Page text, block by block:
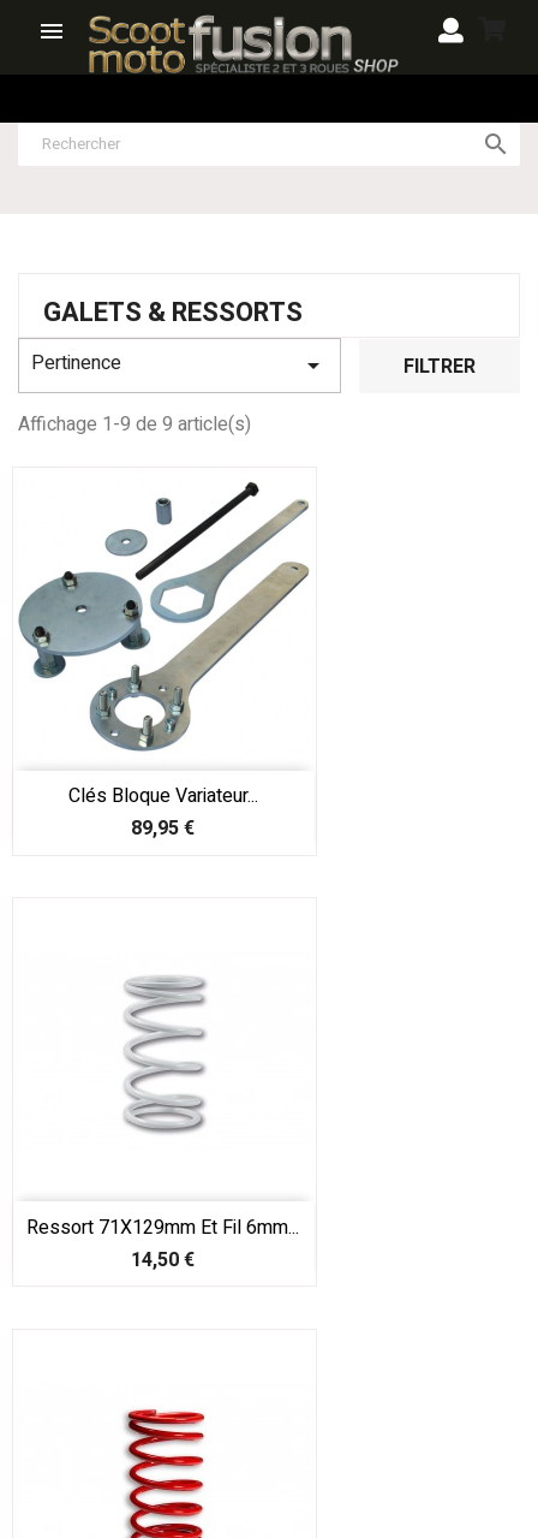


GALETS & RESSORTS
Pertinence  FILTRER
Affichage 1-9 de 9 article(s)
Clés Bloque Variateur...
Prix
89,95 €
Ressort 71X129mm Et Fil 6mm...
Prix
14,50 €